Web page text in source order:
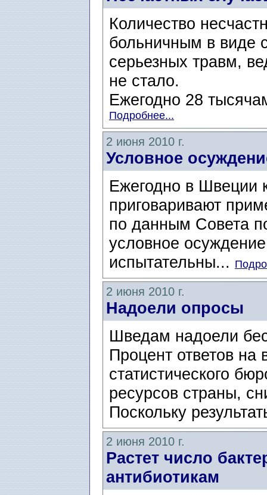
Количество
больничным в виде
серьезных травм,
не стало.
Ежегодно 28
Подробнее...
2 июня 2010 г.
Условное
Ежегодно в Швеции
приговаривают
по данным Совета
условное
испытательны...
2 июня 2010 г.
Надоели опросы
Шведам надоели
Процент ответов на
статистического
ресурсов страны,
Поскольку
2 июня 2010 г.
Растет число
антибиотикам